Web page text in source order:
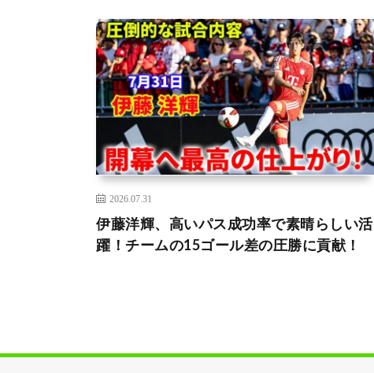
2026.07.31
伊藤洋輝、高いパス成功率で素晴らしい活
躍！チームの15ゴール差の圧勝に貢献！